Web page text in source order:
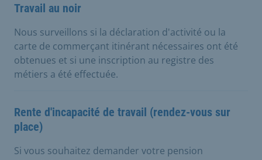
Travail au noir
Nous surveillons si la déclaration d'activité ou la
carte de commerçant itinérant nécessaires ont été
obtenues et si une inscription au registre des
métiers a été effectuée.
Rente d'incapacité de travail (rendez-vous sur
place)
Si vous souhaitez demander votre pension